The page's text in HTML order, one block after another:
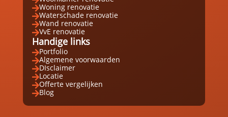
Woning renovatie
Waterschade renovatie
Wand renovatie
VvE renovatie
Handige links
Portfolio
Algemene voorwaarden
DIsclaimer
Locatie
Offerte vergelijken
Blog